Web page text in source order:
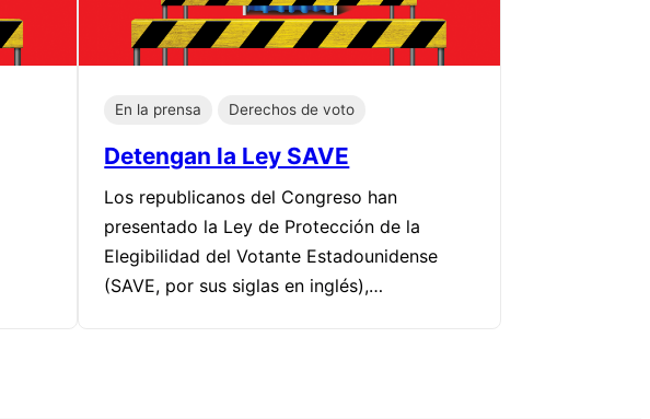
En la prensa Derechos de voto
Detengan la Ley SAVE
Los republicanos del Congreso han
presentado la Ley de Protección de la
Elegibilidad del Votante Estadounidense
(SAVE, por sus siglas en inglés),…